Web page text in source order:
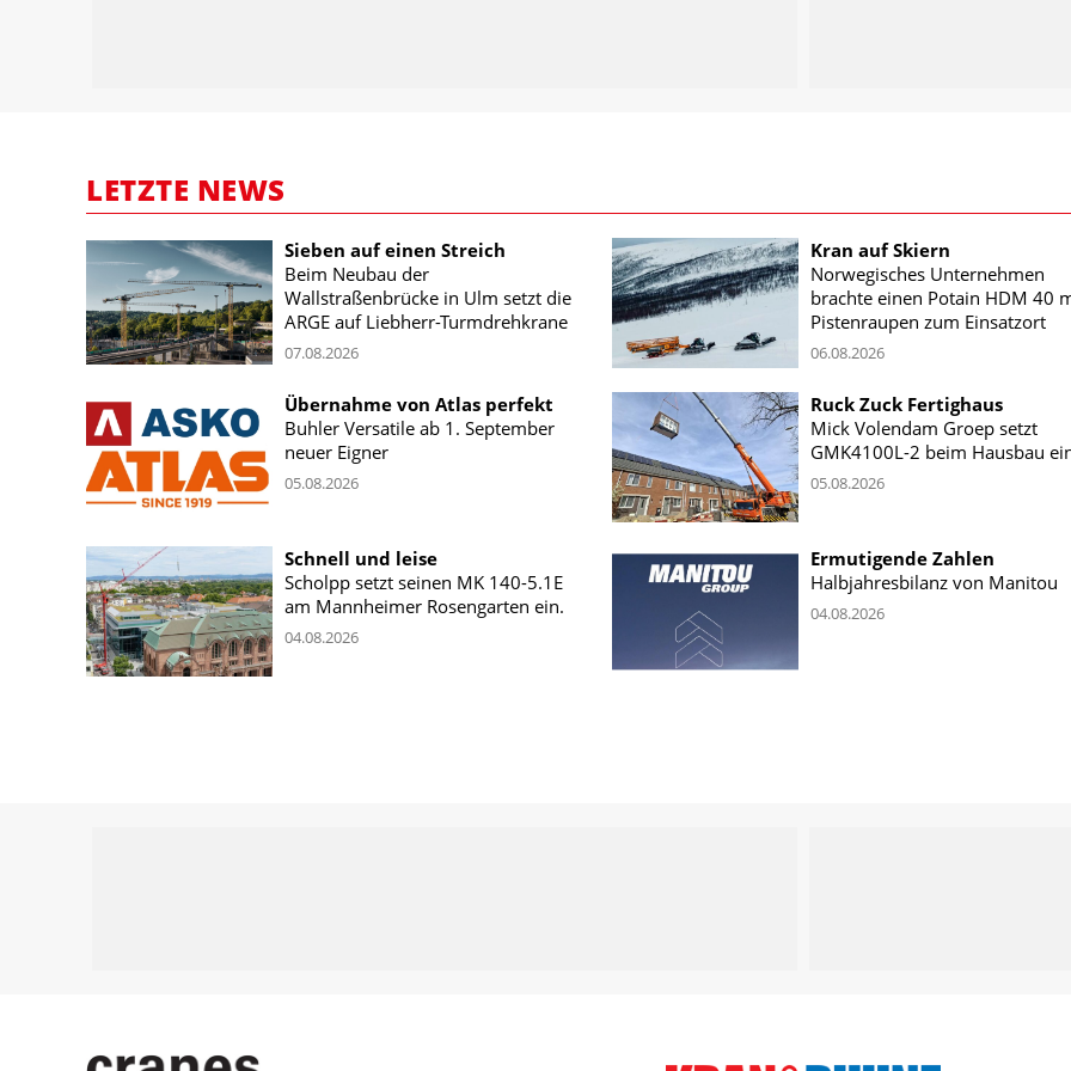
LETZTE NEWS
Sieben auf einen Streich
Beim Neubau der
Wallstraßenbrücke in Ulm setzt die
ARGE auf Liebherr-Turmdrehkrane
07.08.2026
Kran auf Skiern
Norwegisches Unternehmen
brachte einen Potain HDM 40
Pistenraupen zum Einsatzort
06.08.2026
Übernahme von Atlas perfekt
Buhler Versatile ab 1. September
neuer Eigner
05.08.2026
Ruck Zuck Fertighaus
Mick Volendam Groep setzt
GMK4100L-2 beim Hausbau
05.08.2026
Schnell und leise
Scholpp setzt seinen MK 140-5.1E
am Mannheimer Rosengarten ein.
04.08.2026
Ermutigende Zahlen
Halbjahresbilanz von Manitou
04.08.2026